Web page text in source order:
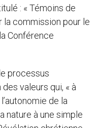
: « Témoins de
la commission pour le
Conférence
processus
valeurs qui, « à
de la
nature à une simple